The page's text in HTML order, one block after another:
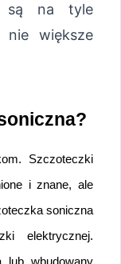
są na tyle
nie większe
Szczoteczki
i znane, ale
soniczna
elektrycznej.